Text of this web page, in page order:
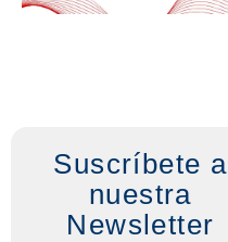
Suscríbete a
nuestra
Newsletter